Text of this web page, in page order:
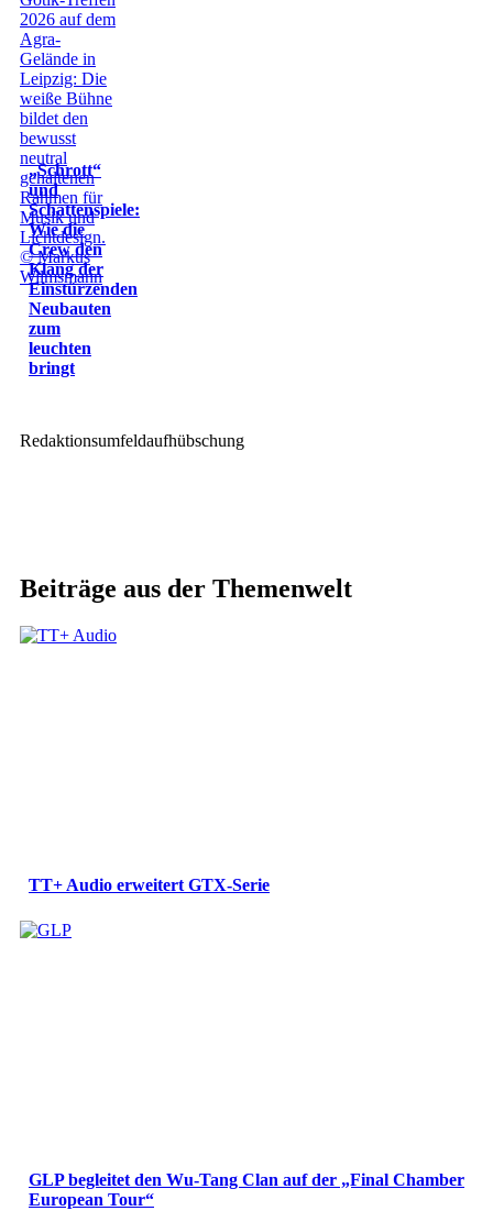
„Schrott“
und
Schattenspiele:
Wie die
Crew den
Klang der
Einstürzenden
Neubauten
zum
leuchten
bringt
Redaktionsumfeldaufhübschung
Beiträge aus der Themenwelt
TT+ Audio erweitert GTX-Serie
GLP begleitet den Wu-Tang Clan auf der „Final Chamber
European Tour“